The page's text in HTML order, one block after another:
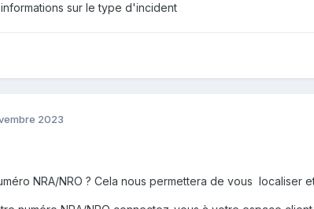
sur le type d'incident
2023
NRA/NRO ? Cela nous permettera de vous localiser